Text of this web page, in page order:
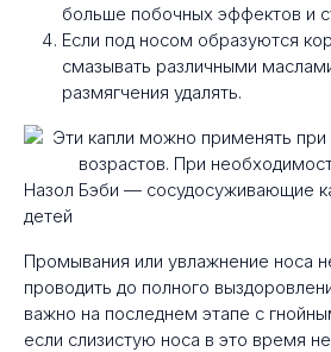
больше побочных эффектов и
Если под носом образуются
смазывать различными
размягчения удалять.
Назол Бэби — сосудосуживающие
детей
Промывания или увлажнение носа
проводить до полного
важно на последнем этапе с
если слизистую носа в это время